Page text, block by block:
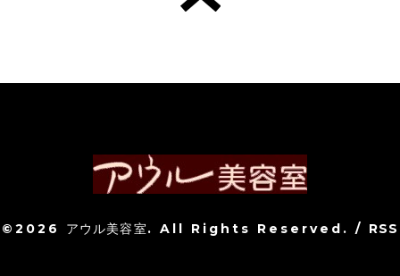
©2026 アウル美容室. All Rights Reserved. / RSS